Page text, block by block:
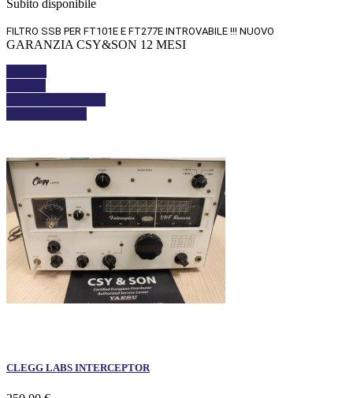
Subito disponibile
FILTRO SSB PER FT101E E FT277E INTROVABILE !!! NUOVO
GARANZIA CSY&SON 12 MESI
CLEGG LABS INTERCEPTOR